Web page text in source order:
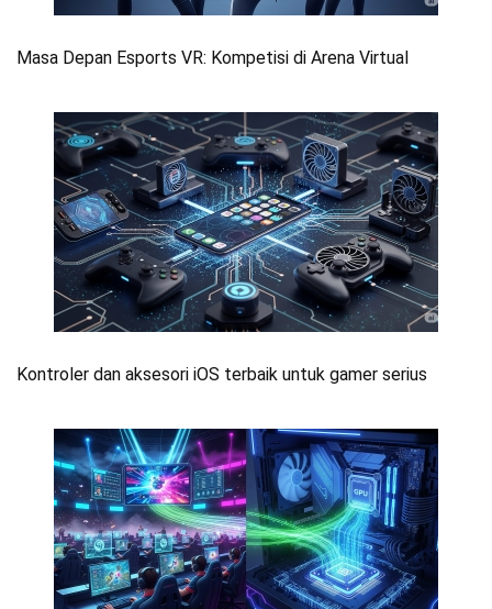
Masa Depan Esports VR: Kompetisi di Arena Virtual
Kontroler dan aksesori iOS terbaik untuk gamer serius